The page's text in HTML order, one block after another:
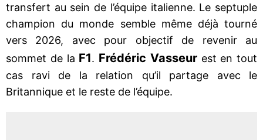
transfert au sein de l’équipe italienne. Le septuple
champion du monde semble même déjà tourné
vers 2026, avec pour objectif de revenir au
sommet de la F1. Frédéric Vasseurest en tout
cas ravi de la relation qu’il partage avec le
Britannique et le reste de l’équipe.